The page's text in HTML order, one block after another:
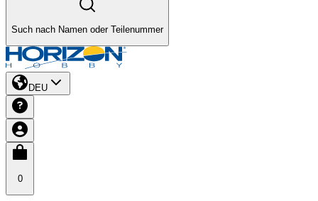
Such nach Namen oder Teilenummer
DEU
0